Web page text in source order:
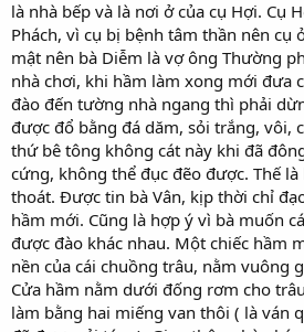
là nhà bếp và là nơi ở của cụ Hợi. Cụ
Phách, vì cụ bị bệnh tâm thần nên cụ
mật nên bà Diễm là vợ ông Thường
nhà chơi, khi hầm làm xong mới đưa
đào đến tường nhà ngang thì phải
được đổ bằng đá dăm, sỏi trắng, vôi,
thứ bê tông không cát này khi đã
cứng, không thể đục đẽo được. Thế
thoát. Được tin bà Vân, kịp thời chỉ
hầm mới. Cũng là hợp ý vì bà muốn
được đào khác nhau. Một chiếc hầm
nền của cái chuồng trâu, nằm vuông
Cửa hầm nằm dưới đống rơm cho
làm bằng hai miếng van thôi ( là ván